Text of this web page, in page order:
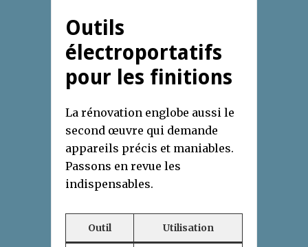
Outils
électroportatifs
pour les finitions
La rénovation englobe aussi le
second œuvre qui demande
appareils précis et maniables.
Passons en revue les
indispensables.
Outil Utilisation